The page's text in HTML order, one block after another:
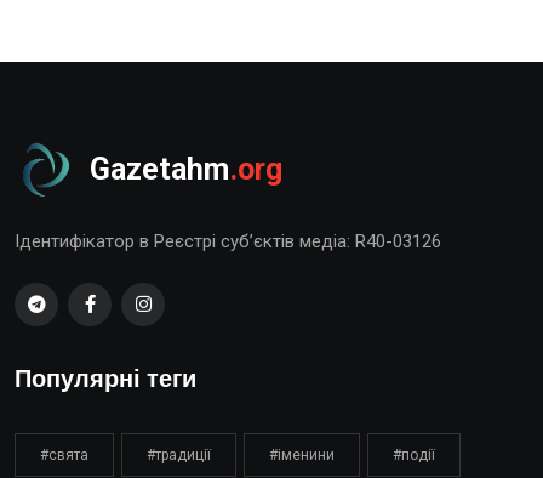
Gazetahm.org
Ідентифікатор в Реєстрі суб’єктів медіа: R40-03126
Популярні теги
#свята #традиції #іменини #події